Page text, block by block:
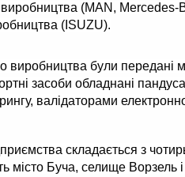
(MAN, Mercedes-
(ISUZU).
виробництва були передані
засоби обладнані
валідаторами
складається з
місто Буча, селище Ворзель